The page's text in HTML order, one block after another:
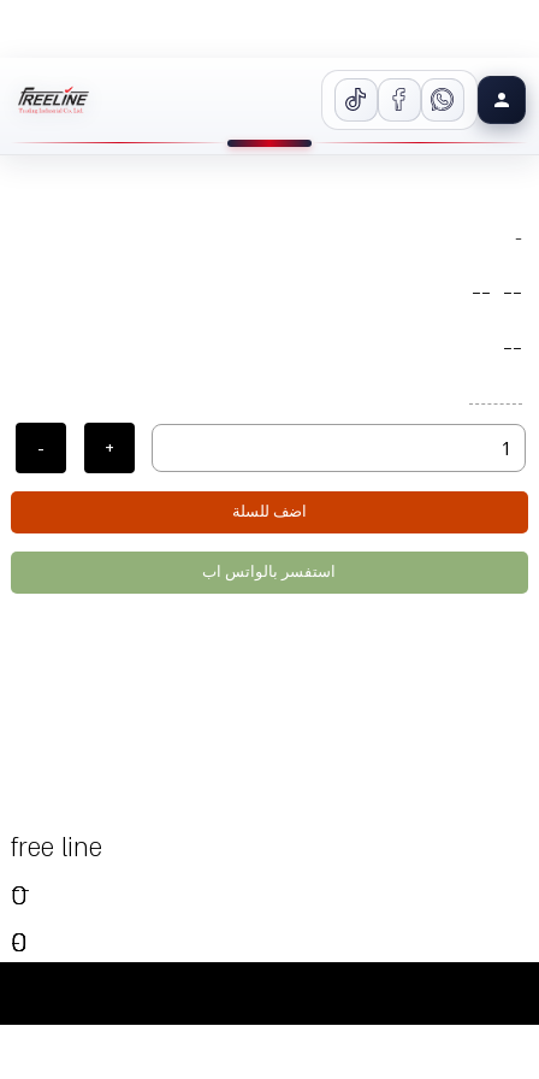
-
--
--
--
+
-
اضف للسلة
استفسر بالواتس اب
free line
--
0
0
0
-
0
0
-
0
-
-
-
-